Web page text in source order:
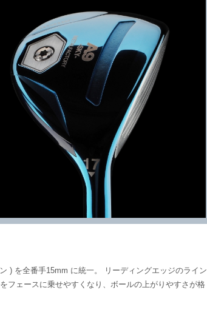
) を全番手15mm に統一。 リーディングエッジのライン
フェースに乗せやすくなり、ボールの上がりやすさが格